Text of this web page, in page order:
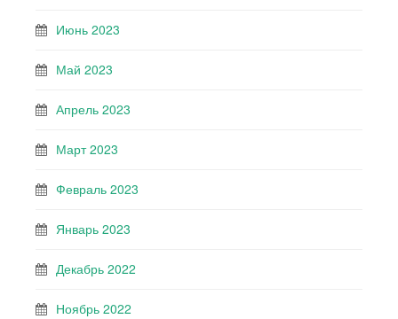
Июнь 2023
Май 2023
Апрель 2023
Март 2023
Февраль 2023
Январь 2023
Декабрь 2022
Ноябрь 2022